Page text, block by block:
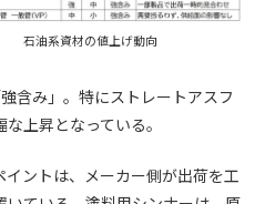
石油系資材の値上げ動向
含み」。特にストレートアスフ
上昇となっている。
ントは、メーカー側が出荷を工
となく、随時変更されることが
館WEB上に表示した時点で直
とみなします。
取り消し）
をいいます。